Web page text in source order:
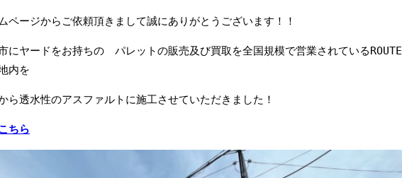
ページからご依頼頂きまして誠にありがとうございます！！
にヤードをお持ちの パレットの販売及び買取を全国規模で営業されているROUTE
内を
ら透水性のアスファルトに施工させていただきました！
ちら